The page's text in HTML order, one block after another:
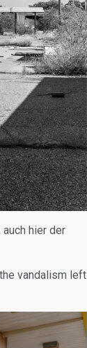
hier der
vandalism left